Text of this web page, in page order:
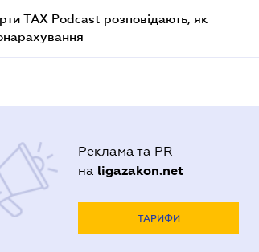
TAX Podcast розповідають, як
Реклама та PR
на ligazakon.net
ТАРИФИ